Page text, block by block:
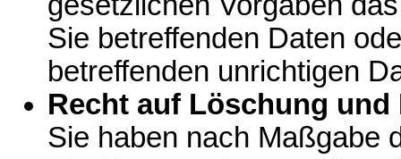
Sie betreffenden Daten
betreffenden unrichtigen
Recht auf Löschung
Sie haben nach Maßgabe